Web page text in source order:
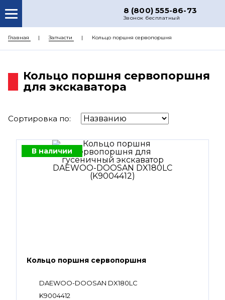
8 (800) 555-86-73
Звонок бесплатный
О НАС
РЕМОНТ
ДОСТАВКА
ЦЕНЫ
Главная Запчасти Кольцо поршня сервопоршня
Кольцо поршня сервопоршня
для экскаватора
Сортировка по:
В наличии
Кольцо поршня сервопоршня
DAEWOO-DOOSAN DX180LC
K9004412